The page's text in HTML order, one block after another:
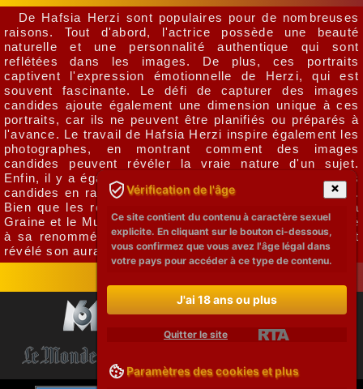
De Hafsia Herzi sont populaires pour de nombreuses
raisons. Tout d'abord, l'actrice possède une beauté
naturelle et une personnalité authentique qui sont
reflétées dans les images. De plus, ces portraits
captivent l'expression émotionnelle de Herzi, qui est
souvent fascinante. Le défi de capturer des images
candides ajoute également une dimension unique à ces
portraits, car ils ne peuvent être planifiés ou préparés à
l'avance. Le travail de Hafsia Herzi inspire également les
photographes, en montrant comment des images
candides peuvent révéler la vraie nature d'un sujet.
Enfin, il y a également un intérêt accru pour les portraits
candides en raison de leur qualité spontanée et vivante.
Bien que les rôles de Herzi dans des films comme "La
Graine et le Mulet" et "Sex Doll" ont également contribué
à sa renommée, ses seins avec des photographes ont
révélé son aura naturelle.
Vérification de l'âge
Ce site contient du contenu à caractère sexuel
explicite. En cliquant sur le bouton ci-dessous,
vous confirmez que vous avez l'âge légal dans
votre pays pour accéder à ce type de contenu.
J'ai 18 ans ou plus
Quitter le site
Paramètres des cookies et plus